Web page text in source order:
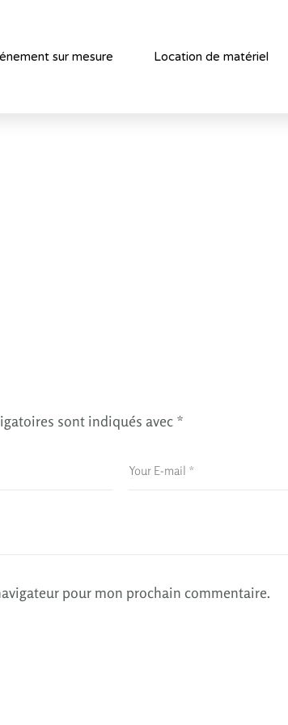
sur mesure Location de matériel
sont indiqués avec *
pour mon prochain commentaire.